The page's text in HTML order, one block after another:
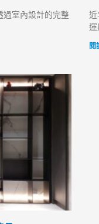
過室內設計的完整
近
運
閱